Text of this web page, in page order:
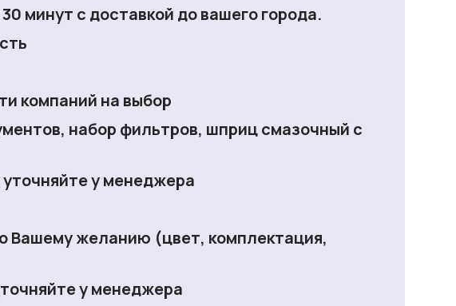
минут с доставкой до вашего города.
компаний на выбор
набор фильтров, шприц смазочный с
у менеджера
Вашему желанию (цвет, комплектация,
у менеджера